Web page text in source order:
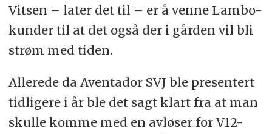
Vitsen – later det til – er å venne Lambo-
kunder til at det også der i gården vil bli
strøm med tiden.
Allerede da Aventador SVJ ble presentert
tidligere i år ble det sagt klart fra at man
skulle komme med en avløser for V12-